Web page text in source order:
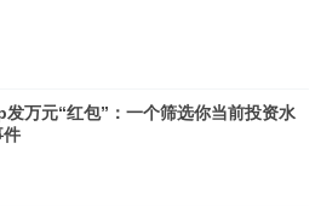
万元“红包”：一个筛选你当前投资水
件